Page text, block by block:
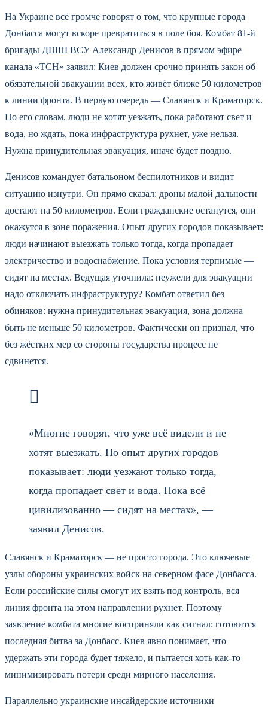
На Украине всё громче говорят о том, что крупные города
Донбасса могут вскоре превратиться в поле боя. Комбат 81-й
бригады ДШШ ВСУ Александр Денисов в прямом эфире
канала «ТСН» заявил: Киев должен срочно принять закон об
обязательной эвакуации всех, кто живёт ближе 50 километров
к линии фронта. В первую очередь — Славянск и Краматорск.
По его словам, люди не хотят уезжать, пока работают свет и
вода, но ждать, пока инфраструктура рухнет, уже нельзя.
Нужна принудительная эвакуация, иначе будет поздно.
Денисов командует батальоном беспилотников и видит
ситуацию изнутри. Он прямо сказал: дроны малой дальности
достают на 50 километров. Если гражданские останутся, они
окажутся в зоне поражения. Опыт других городов показывает:
люди начинают выезжать только тогда, когда пропадает
электричество и водоснабжение. Пока условия терпимые —
сидят на местах. Ведущая уточнила: неужели для эвакуации
надо отключать инфраструктуру? Комбат ответил без
обиняков: нужна принудительная эвакуация, зона должна
быть не меньше 50 километров. Фактически он признал, что
без жёстких мер со стороны государства процесс не
сдвинется.
«Многие говорят, что уже всё видели и не
хотят выезжать. Но опыт других городов
показывает: люди уезжают только тогда,
когда пропадает свет и вода. Пока всё
цивилизованно — сидят на местах», —
заявил Денисов.
Славянск и Краматорск — не просто города. Это ключевые
узлы обороны украинских войск на северном фасе Донбасса.
Если российские силы смогут их взять под контроль, вся
линия фронта на этом направлении рухнет. Поэтому
заявление комбата многие восприняли как сигнал: готовится
последняя битва за Донбасс. Киев явно понимает, что
удержать эти города будет тяжело, и пытается хоть как-то
минимизировать потери среди мирного населения.
Параллельно украинские инсайдерские источники